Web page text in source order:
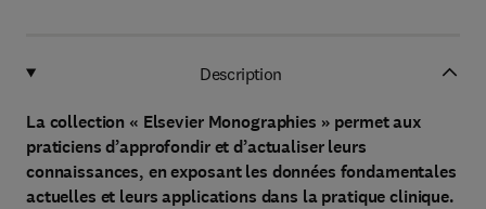
Description
La collection « Elsevier Monographies » permet aux
praticiens d’approfondir et d’actualiser leurs
connaissances, en exposant les données fondamentales
actuelles et leurs applications dans la pratique clinique.